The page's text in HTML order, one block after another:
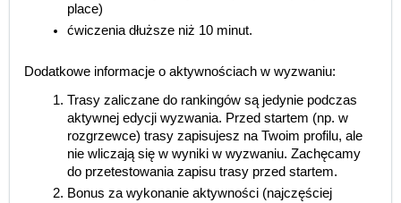
place)
ćwiczenia dłuższe niż 10 minut.
Dodatkowe informacje o aktywnościach w wyzwaniu:
Trasy zaliczane do rankingów są jedynie podczas
aktywnej edycji wyzwania. Przed startem (np. w
rozgrzewce) trasy zapisujesz na Twoim profilu, ale
nie wliczają się w wyniki w wyzwaniu. Zachęcamy
do przetestowania zapisu trasy przed startem.
Bonus za wykonanie aktywności (najczęściej